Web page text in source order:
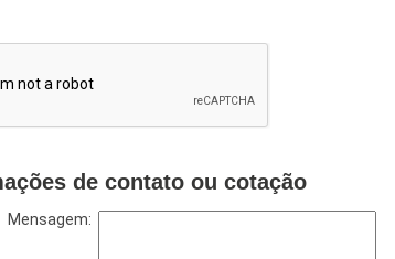
de contato ou cotação
Mensagem: